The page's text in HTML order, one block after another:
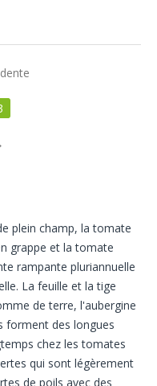
plein champ, la tomate
grappe et la tomate
rampante pluriannuelle
La feuille et la tige
de terre, l'aubergine
forment des longues
chez les tomates
qui sont légèrement
de poils avec des